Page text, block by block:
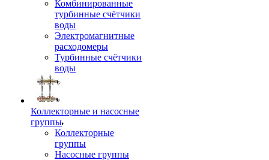
Комбинированные
турбинные счётчики
воды
Электромагнитные
расходомеры
Турбинные счётчики
воды
Коллекторные и насосные
группы
Коллекторные
группы
Насосные группы